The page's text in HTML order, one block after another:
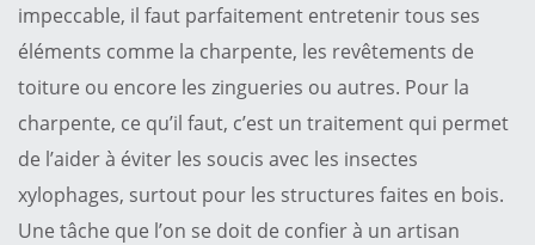
impeccable, il faut parfaitement entretenir tous ses
éléments comme la charpente, les revêtements de
toiture ou encore les zingueries ou autres. Pour la
charpente, ce qu’il faut, c’est un traitement qui permet
de l’aider à éviter les soucis avec les insectes
xylophages, surtout pour les structures faites en bois.
Une tâche que l’on se doit de confier à un artisan